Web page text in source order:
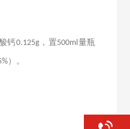
钙0.125g，置500ml量瓶
）。